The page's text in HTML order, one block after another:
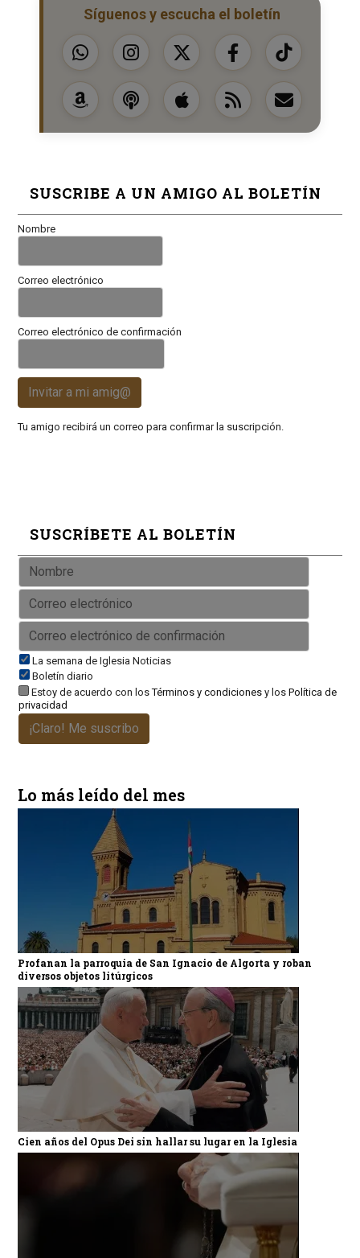
Síguenos y escucha el boletín
SUSCRIBE A UN AMIGO AL BOLETÍN
Nombre
Correo electrónico
Correo electrónico de confirmación
Invitar a mi amig@
Tu amigo recibirá un correo para confirmar la suscripción.
SUSCRÍBETE AL BOLETÍN
La semana de Iglesia Noticias
Boletín diario
Estoy de acuerdo con losTérminos y condicionesy los Política de
privacidad
¡Claro! Me suscribo
Lo más leído del mes
Profanan la parroquia de San Ignacio de Algorta y roban
diversos objetos litúrgicos
Cien años del Opus Dei sin hallar su lugar en la Iglesia